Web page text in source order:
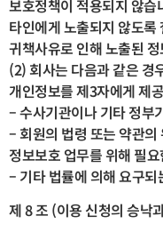
보호정책이 적용되지 않
타인에게 노출되지 않도록
귀책사유로 인해 노출된
(2) 회사는 다음과 같은 경
개인정보를 제3자에게 제
– 수사기관이나 기타 정부
– 회원의 법령 또는 약관
정보보호 업무를 위해 필
– 기타 법률에 의해 요구되
제 8 조 (이용 신청의 승낙